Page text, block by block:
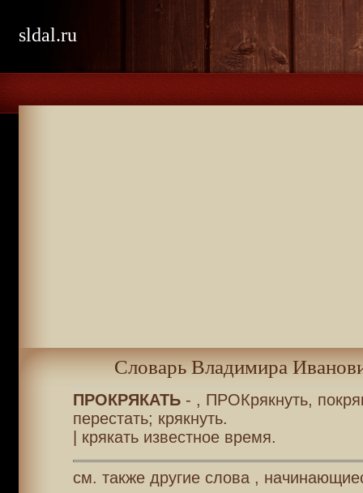
sldal.ru
Словарь Владимира
ПРОКРЯКАТЬ- , ПРОКрякнуть,
перестать; крякнуть.
| крякать известное время.
см. также другие слова ,